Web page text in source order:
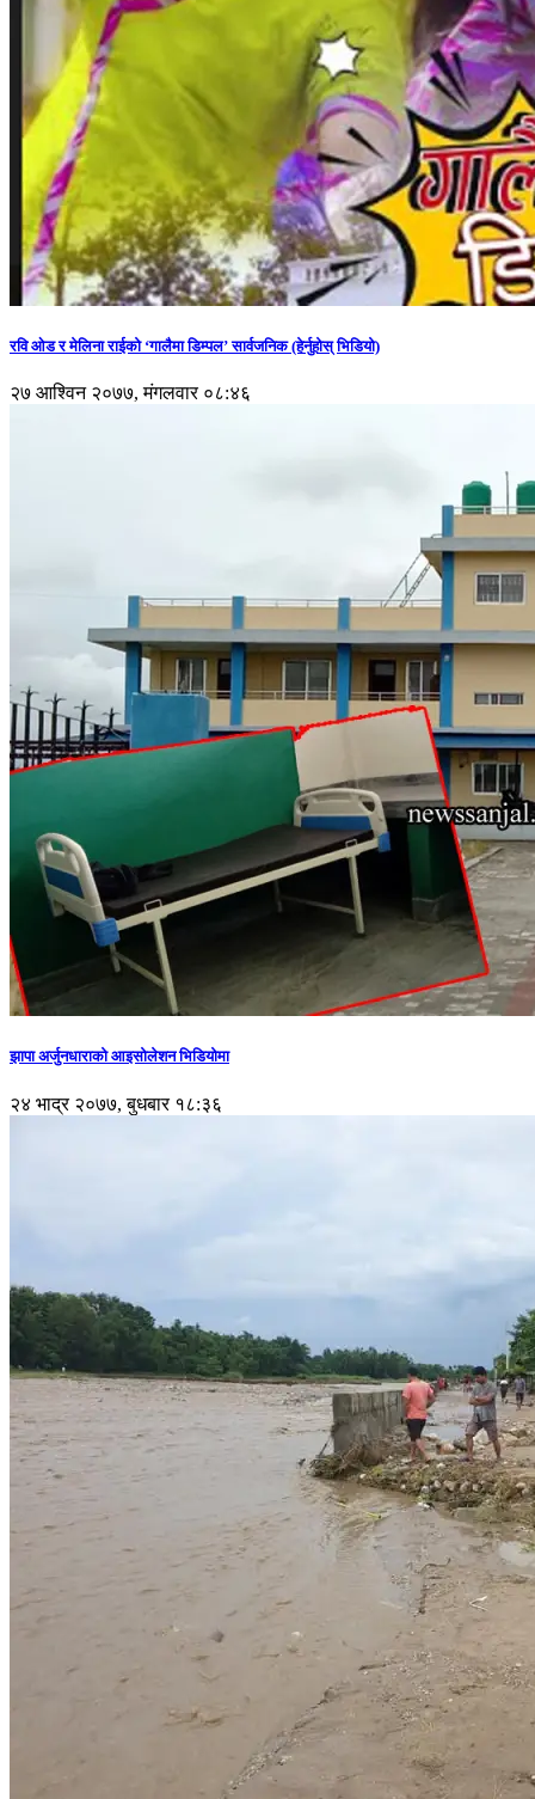
रवि ओड र मेलिना राईको ‘गालैमा डिम्पल’ सार्वजनिक (हेर्नुहोस् भिडियो)
२७ आश्विन २०७७, मंगलवार ०८:४६
झापा अर्जुनधाराको आइसोलेशन भिडियोमा
२४ भाद्र २०७७, बुधबार १८:३६